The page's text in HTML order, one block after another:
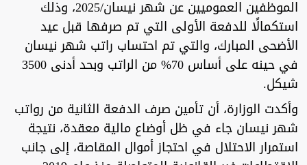
الموظفين العموميين عن شهر نيسان/2025، وذلك
استكمالًا للدفعة الأولى التي تم صرفها قبل عيد
الأضحى المبارك، والتي تم احتساب راتب شهر نيسان
في حينه على أساس 70% من الراتب وبحد أدنى 3500
شيكل.‎
وأكدت الوزارة، أن تأمين صرف الدفعة الثانية من رواتب
شهر نيسان جاء في ظل أوضاع مالية معقدة، نتيجة
استمرار الاحتلال في احتجاز أموال المقاصة، إلى جانب